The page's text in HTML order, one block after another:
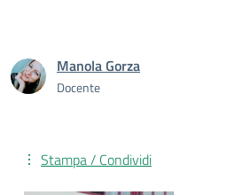
Manola Gorza
Docente
Stampa / Condividi